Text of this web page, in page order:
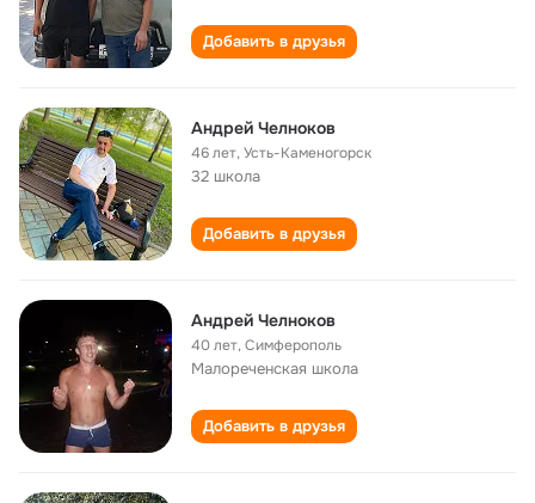
Добавить в друзья
Андрей Челноков
46 лет,Усть-Каменогорск
32 школа
Добавить в друзья
Андрей Челноков
40 лет,Симферополь
Малореченская школа
Добавить в друзья